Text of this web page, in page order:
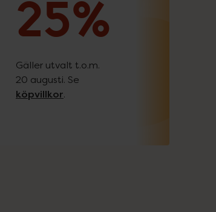
25%
Gäller utvalt t.o.m.
20 augusti. Se
köpvillkor.